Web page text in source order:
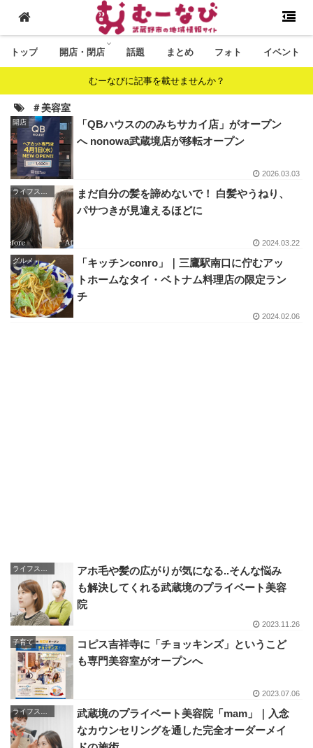
トップ 開店・閉店 話題 まとめ フォト イベント
むーなびに記事を載せませんか？
＃美容室
開店
「QBハウスののみちサカイ店」がオープン
へ nonowa武蔵境店が移転オープン
2026.03.03
まだ自分の髪を諦めないで！ 白髪やうねり、
パサつきが見違えるほどに
2024.03.22
グルメ
「キッチンconro」｜三鷹駅南口に佇むアッ
トホームなタイ・ベトナム料理店の限定ラン
チ
2024.02.06
アホ毛や髪の広がりが気になる..そんな悩み
も解決してくれる武蔵境のプライベート美容
院
2023.11.26
子育て
コピス吉祥寺に「チョッキンズ」というこど
も専門美容室がオープンへ
2023.07.06
武蔵境のプライベート美容院「mam」｜入念
なカウンセリングを通した完全オーダーメイ